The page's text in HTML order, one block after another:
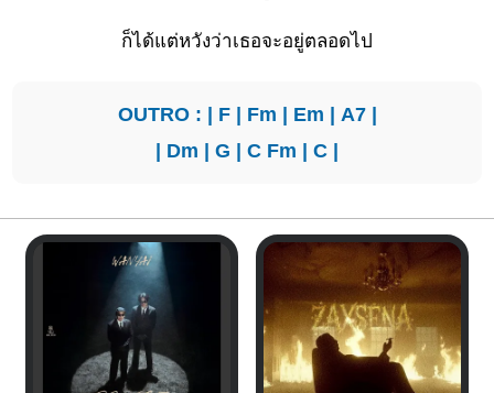
ก็ได้แต่หวังว่าเธอจะอยู่ตลอดไป
OUTRO : | F| Fm | Em | A7|
| Dm | G | C Fm | C |